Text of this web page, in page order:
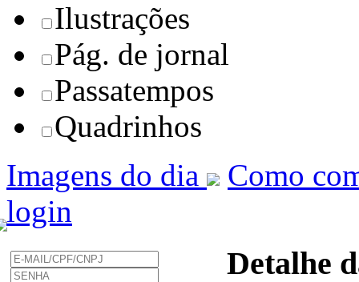
Ilustrações
Pág. de jornal
Passatempos
Quadrinhos
Imagens do dia
Como
login
Detalhe